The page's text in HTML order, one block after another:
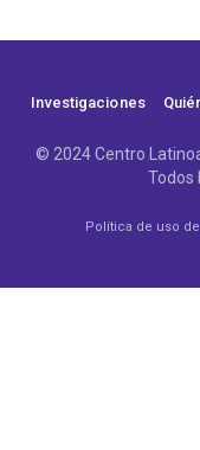
Investigaciones
© 2024 Centro
Todos
Política de uso